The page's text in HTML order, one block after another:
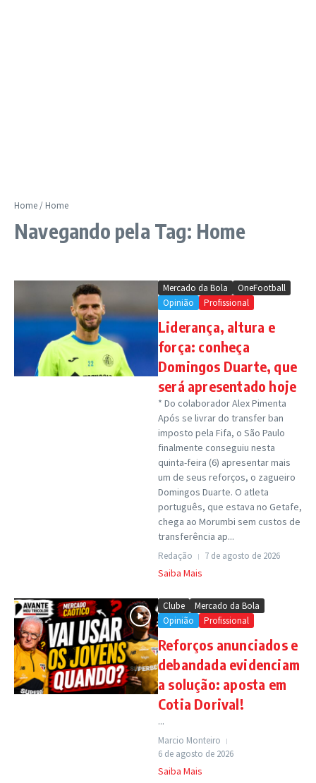
Home/ Home
Navegando pela Tag: Home
Mercado da Bola
OneFootball
Opinião
Profissional
Liderança, altura e
força: conheça
Domingos Duarte, que
será apresentado hoje
* Do colaborador Alex Pimenta
Após se livrar do transfer ban
imposto pela Fifa, o São Paulo
finalmente conseguiu nesta
quinta-feira (6) apresentar mais
um de seus reforços, o zagueiro
Domingos Duarte. O atleta
português, que estava no Getafe,
chega ao Morumbi sem custos de
transferência ap...
Redação 7 de agosto de 2026
Saiba Mais
Clube
Mercado da Bola
Opinião
Profissional
Reforços anunciados e
debandada evidenciam
a solução: aposta em
Cotia Dorival!
...
Marcio Monteiro
6 de agosto de 2026
Saiba Mais